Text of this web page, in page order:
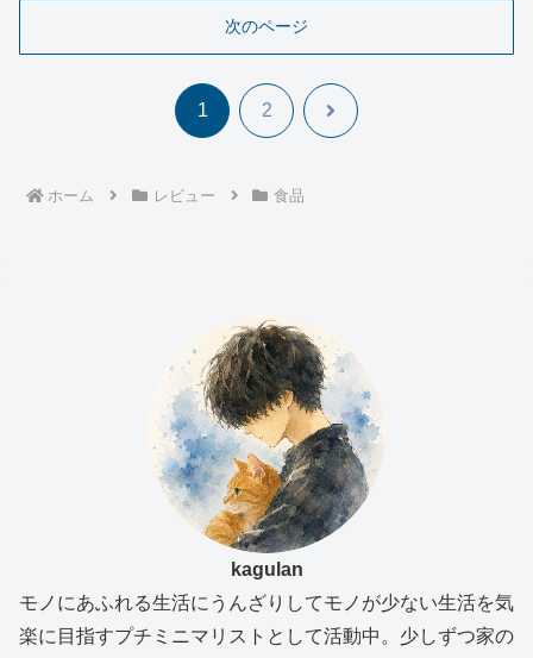
次のページ
1 2 次
ホーム レビュー 食品
kagulan
モノにあふれる生活にうんざりしてモノが少ない生活を気
楽に目指すプチミニマリストとして活動中。少しずつ家の